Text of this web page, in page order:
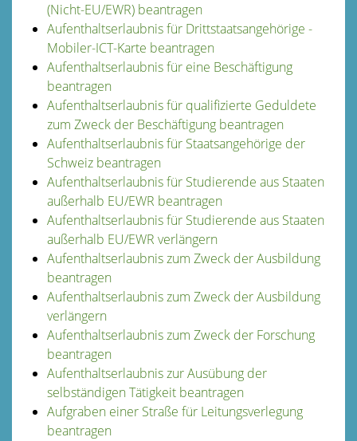
(Nicht-EU/EWR) beantragen
Aufenthaltserlaubnis für Drittstaatsangehörige -
Mobiler-ICT-Karte beantragen
Aufenthaltserlaubnis für eine Beschäftigung
beantragen
Aufenthaltserlaubnis für qualifizierte Geduldete
zum Zweck der Beschäftigung beantragen
Aufenthaltserlaubnis für Staatsangehörige der
Schweiz beantragen
Aufenthaltserlaubnis für Studierende aus Staaten
außerhalb EU/EWR beantragen
Aufenthaltserlaubnis für Studierende aus Staaten
außerhalb EU/EWR verlängern
Aufenthaltserlaubnis zum Zweck der Ausbildung
beantragen
Aufenthaltserlaubnis zum Zweck der Ausbildung
verlängern
Aufenthaltserlaubnis zum Zweck der Forschung
beantragen
Aufenthaltserlaubnis zur Ausübung der
selbständigen Tätigkeit beantragen
Aufgraben einer Straße für Leitungsverlegung
beantragen